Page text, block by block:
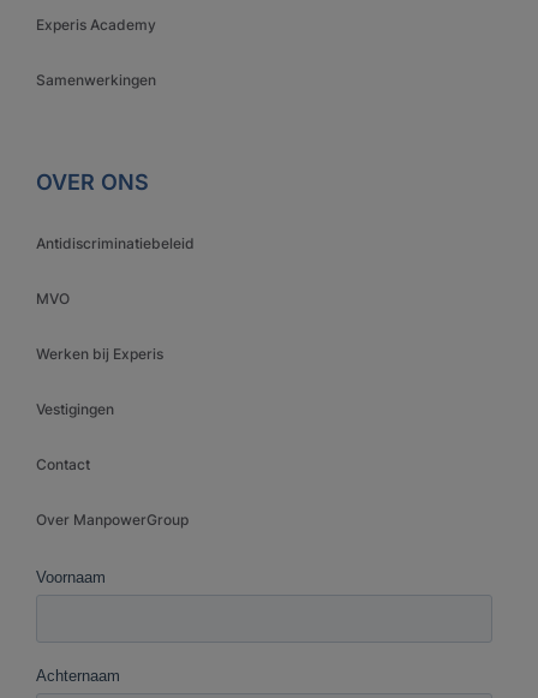
Experis Academy
Samenwerkingen
OVER ONS
Antidiscriminatiebeleid
MVO
Werken bij Experis
Vestigingen
Contact
Over ManpowerGroup